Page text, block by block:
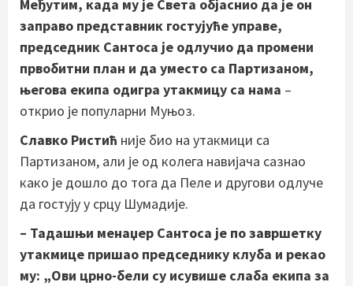
Међутим, када му је Света објаснио да је он
заправо представник гостујуће управе,
председник Сантоса је одлучио да промени
првобитни план и да уместо са Партизаном,
његова екипа одигра утакмицу са нама –
открио је популарни Муњоз.
Славко Ристић није био на утакмици са
Партизаном, али је од колега навијача сазнао
како је дошло до тога да Пеле и другови одлуче
да гостују у срцу Шумадије.
– Тадашњи менаџер Сантоса је по завршетку
утакмице пришао председнику клуба и рекао
му: „Ови црно-бели су исувише слаба екипа за